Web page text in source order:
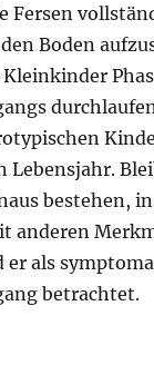
Fersen
Boden
Lebensjahr.
bestehen,
anderen
er als
betrachtet.